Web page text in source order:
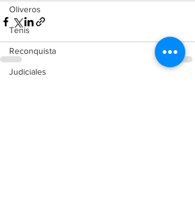
Oliveros
Tenis
Reconquista
Judiciales